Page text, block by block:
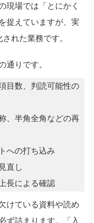
現場では「とにかく
捉えていますが、実
れた業務です。
通りです。
目数、判読可能性の
、半角全角などの再
への打ち込み
直し
長による確認
けている資料や読め
ず詰まります。「入